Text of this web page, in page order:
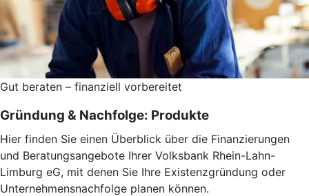
Gut beraten – finanziell vorbereitet
Gründung & Nachfolge: Produkte
Hier finden Sie einen Überblick über die Finanzierungen
und Beratungsangebote Ihrer Volksbank Rhein-Lahn-
Limburg eG, mit denen Sie Ihre Existenzgründung oder
Unternehmensnachfolge planen können.